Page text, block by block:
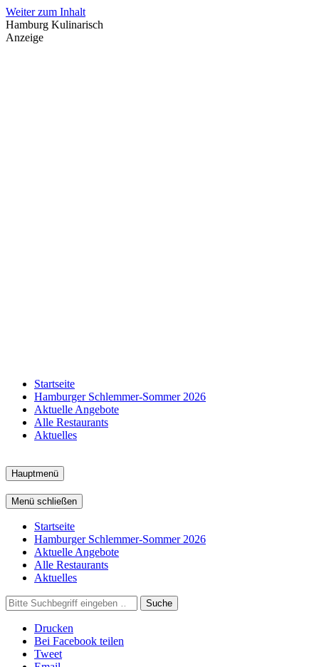
Weiter zum Inhalt
Hamburg Kulinarisch
Anzeige
Startseite
Hamburger Schlemmer-Sommer 2026
Aktuelle Angebote
Alle Restaurants
Aktuelles
Hauptmenü
Menü schließen
Startseite
Hamburger Schlemmer-Sommer 2026
Aktuelle Angebote
Alle Restaurants
Aktuelles
Suche
Drucken
Bei Facebook teilen
Tweet